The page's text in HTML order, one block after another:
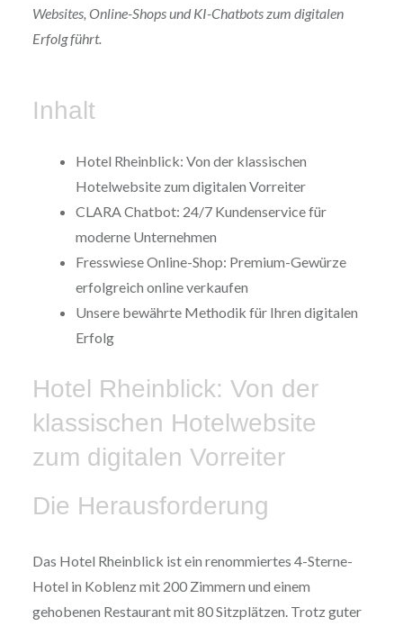
Websites, Online-Shops und KI-Chatbots zum digitalen
Erfolg führt.
Inhalt
Hotel Rheinblick: Von der klassischen
Hotelwebsite zum digitalen Vorreiter
CLARA Chatbot: 24/7 Kundenservice für
moderne Unternehmen
Fresswiese Online-Shop: Premium-Gewürze
erfolgreich online verkaufen
Unsere bewährte Methodik für Ihren digitalen
Erfolg
Hotel Rheinblick: Von der
klassischen Hotelwebsite
zum digitalen Vorreiter
Die Herausforderung
Das Hotel Rheinblick ist ein renommiertes 4-Sterne-
Hotel in Koblenz mit 200 Zimmern und einem
gehobenen Restaurant mit 80 Sitzplätzen. Trotz guter